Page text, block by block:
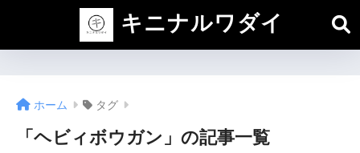
キニナルワダイ
ホーム タグ
「ヘビィボウガン」の記事一覧